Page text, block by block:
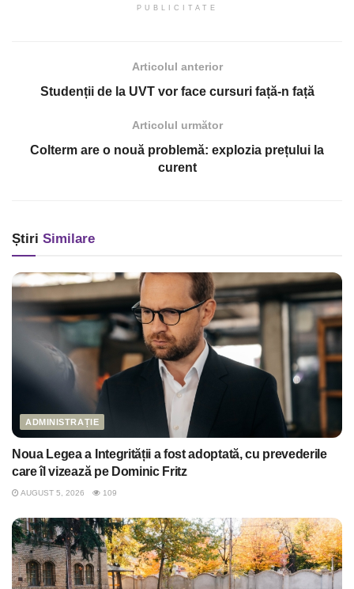
PUBLICITATE
Articolul anterior
Studenții de la UVT vor face cursuri față-n față
Articolul următor
Colterm are o nouă problemă: explozia prețului la
curent
Știri Similare
ADMINISTRAȚIE
Noua Legea a Integrității a fost adoptată, cu prevederile
care îl vizează pe Dominic Fritz
AUGUST 5, 2026 109